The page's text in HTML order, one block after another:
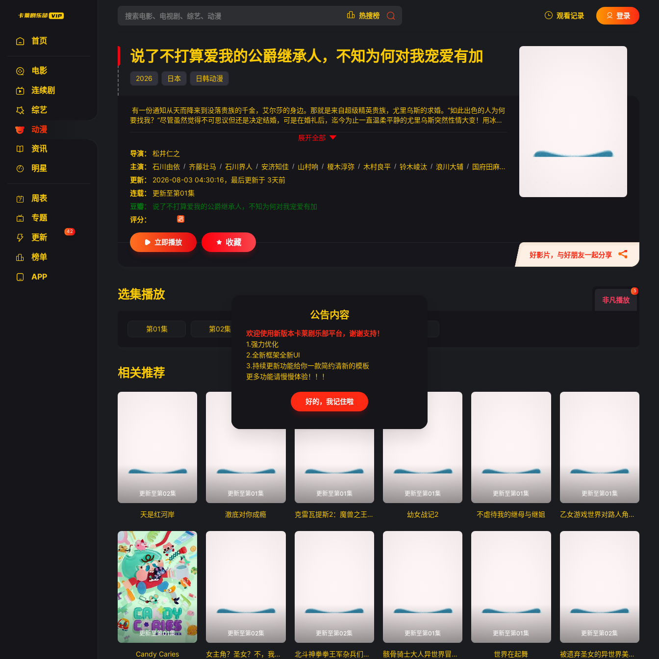
热搜榜 观看记录
暂无观看影片的记录
登录
首页
电影
连续剧
综艺
动漫
资讯
明星
周表
专题
更新
42
榜单
APP
说了不打算爱我的公爵继承人，不知为何对我宠爱有加
2026 日本 日韩动漫
有一份通知从天而降来到没落贵族的千金，艾尔莎的身边。那就是来自超级精英贵族，尤里乌斯的求婚。“如此出色的人为何
要找我？”尽管虽然觉得不可思议但还是决定结婚，可是在婚礼后，迄今为止一直温柔平静的尤里乌斯突然性情大变！用冰冷
展开全部
导演：
松井仁之
主演：
石川由依 / 齐藤壮马 / 石川界人 / 安济知佳 / 山村响 / 榎木淳弥 / 木村良平 / 铃木崚汰 / 浪川大辅 / 国府田麻理子
更新：
2026-08-03 04:30:16，最后更新于 3天前
连载：
更新至第01集
豆瓣：
说了不打算爱我的公爵继承人，不知为何对我宠爱有加
评分：
好影片，与好朋友一起分享
立即播放 收藏
选集播放 非凡播放
5
第01集 第02集 第03集 第04集
相关推荐
更新至第02集
天是红河岸
更新至第01集
澈底对你成瘾
更新至第01集
克雷瓦提斯2：魔兽之王与虚伪的勇者传承
更新至第01集
幼女战记2
更新至第01集
不虐待我的继母与继姐
更新至第01集
乙女游戏世界对路人角色很不友好第二季
更新至第01集
Candy Caries
更新至第02集
女主角？圣女？不，我是杂役女仆（自豪）！
更新至第02集
北斗神拳拳王军杂兵们的挽歌
更新至第01集
骸骨骑士大人异世界冒险中第二季
更新至第01集
世界在起舞
更新至第02集
被遗弃圣女的异世界美食之旅用隐藏技能召唤了露营车
公告内容
欢迎使用新版本卡莱剧乐部平台，谢谢支持！
1.强力优化
2.全新框架全新UI
3.持续更新功能给你一款简约清新的模板
更多功能请慢慢体验！！！
好的，我记住啦